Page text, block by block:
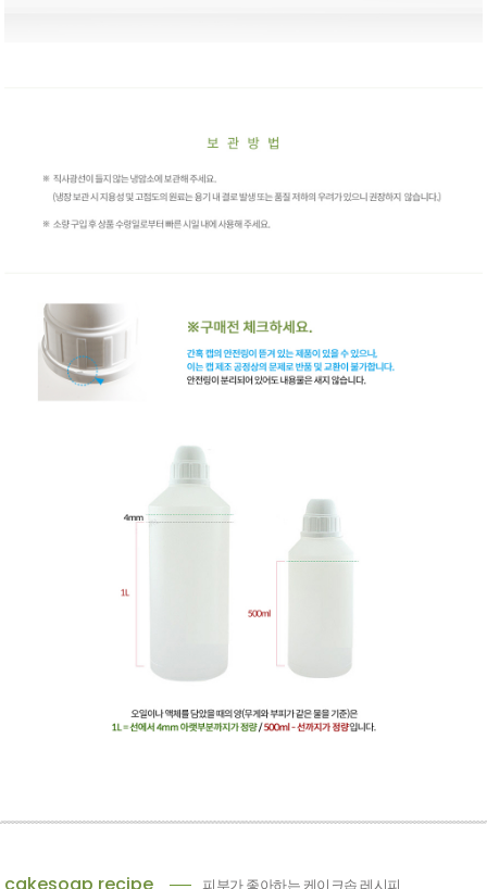
cakesoap recipe 피부가 좋아하는 케이크솝 레시피